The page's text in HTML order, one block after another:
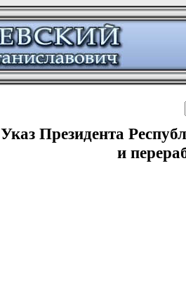
Указ Президента
и